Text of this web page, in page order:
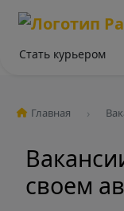
Стать курьером
Главная
своем